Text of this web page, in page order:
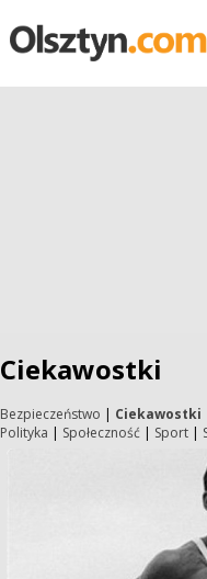
Ciekawostki
Bezpieczeństwo | Ciekawostki
Polityka | Społeczność | Sport |